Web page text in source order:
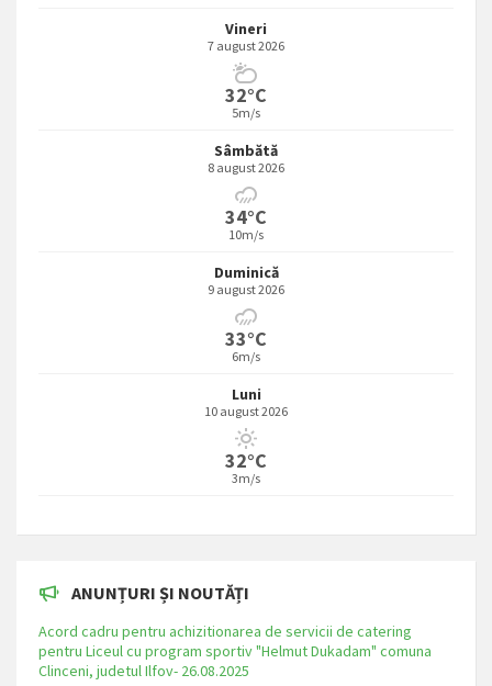
Vineri
7 august 2026
32°C
5m/s
Sâmbătă
8 august 2026
34°C
10m/s
Duminică
9 august 2026
33°C
6m/s
Luni
10 august 2026
32°C
3m/s
ANUNȚURI ȘI NOUTĂȚI
Acord cadru pentru achizitionarea de servicii de catering
pentru Liceul cu program sportiv "Helmut Dukadam" comuna
Clinceni, judetul Ilfov- 26.08.2025